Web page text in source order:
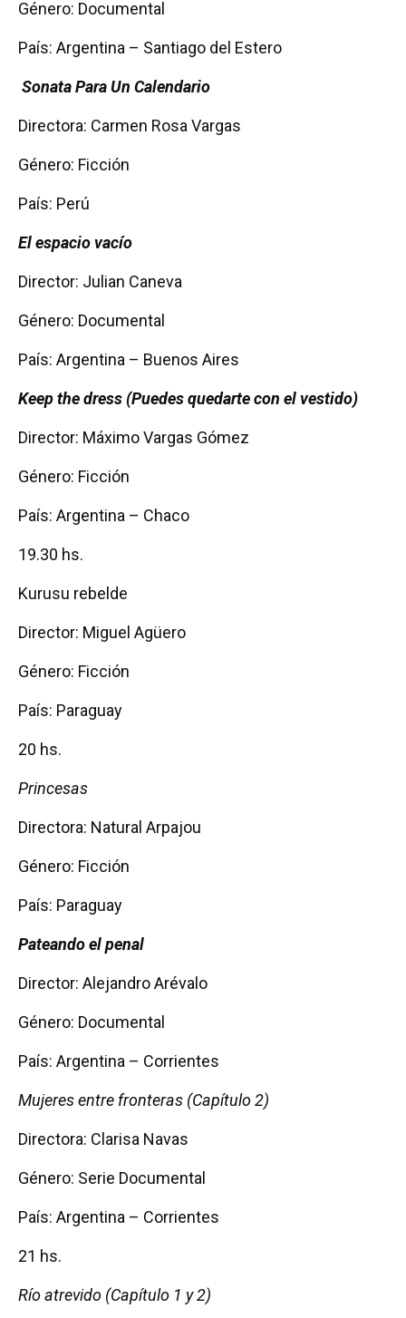
Género: Documental
País: Argentina – Santiago del Estero
Sonata Para Un Calendario
Directora: Carmen Rosa Vargas
Género: Ficción
País: Perú
El espacio vacío
Director: Julian Caneva
Género: Documental
País: Argentina – Buenos Aires
Keep the dress (Puedes quedarte con el vestido)
Director: Máximo Vargas Gómez
Género: Ficción
País: Argentina – Chaco
19.30 hs.
Kurusu rebelde
Director: Miguel Agüero
Género: Ficción
País: Paraguay
20 hs.
Princesas
Directora: Natural Arpajou
Género: Ficción
País: Paraguay
Pateando el penal
Director: Alejandro Arévalo
Género: Documental
País: Argentina – Corrientes
Mujeres entre fronteras (Capítulo 2)
Directora: Clarisa Navas
Género: Serie Documental
País: Argentina – Corrientes
21 hs.
Río atrevido (Capítulo 1 y 2)